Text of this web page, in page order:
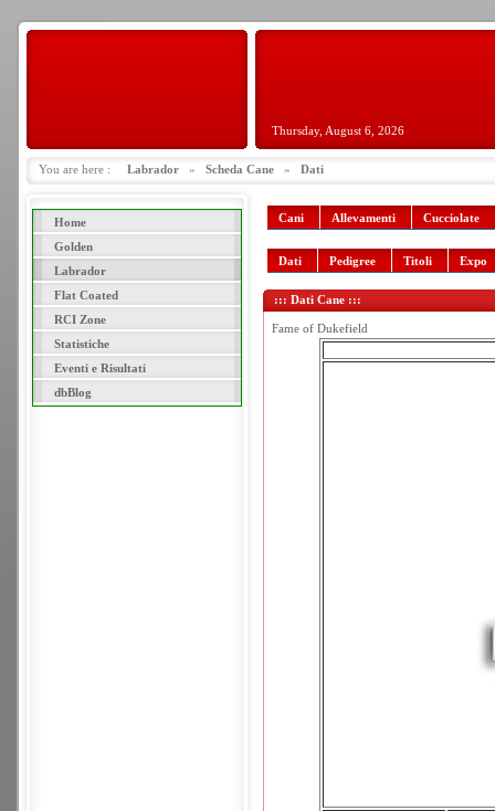
Thursday, August 6, 2026
You are here : Labrador » Scheda Cane » Dati
Home
Golden
Labrador
Flat Coated
RCI Zone
Statistiche
Eventi e Risultati
dbBlog
Cani Allevamenti Cucciolate
Dati Pedigree Titoli Expo
::: Dati Cane :::
Fame of Dukefield